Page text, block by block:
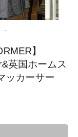
】
英国ホームス
ッカーサー